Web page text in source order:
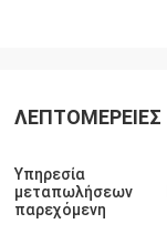
ΛΕΠΤΟΜΈΡΕΙΕΣ
Υπηρεσία
μεταπωλήσεων
παρεχόμενη